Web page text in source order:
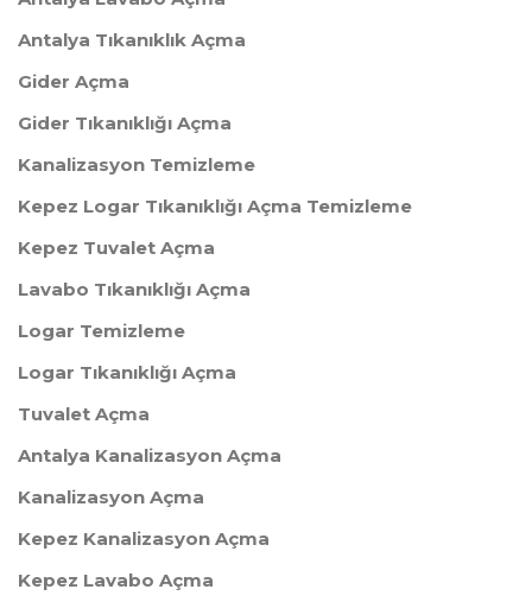
Antalya Tıkanıklık Açma
Gider Açma
Gider Tıkanıklığı Açma
Kanalizasyon Temizleme
Kepez Logar Tıkanıklığı Açma Temizleme
Kepez Tuvalet Açma
Lavabo Tıkanıklığı Açma
Logar Temizleme
Logar Tıkanıklığı Açma
Tuvalet Açma
Antalya Kanalizasyon Açma
Kanalizasyon Açma
Kepez Kanalizasyon Açma
Kepez Lavabo Açma